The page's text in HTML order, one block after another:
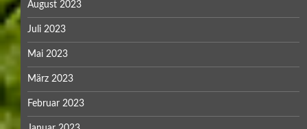
August 2023
Juli 2023
Mai 2023
März 2023
Februar 2023